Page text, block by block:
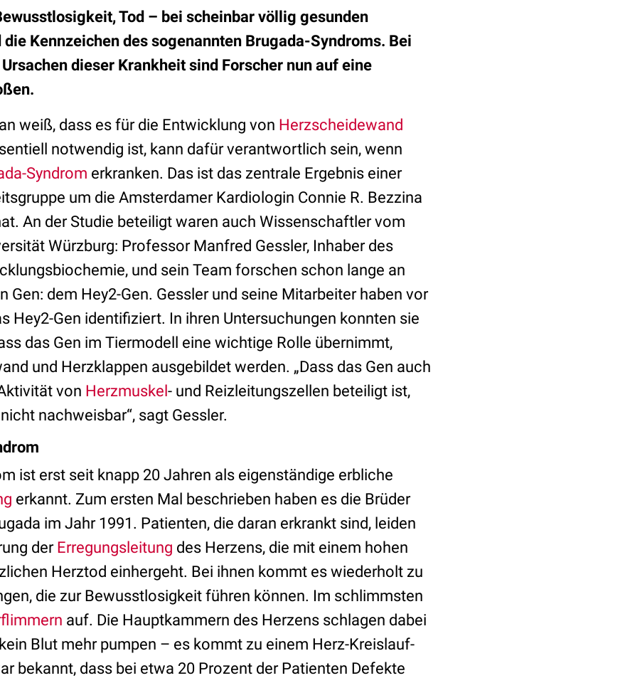
Tod – bei scheinbar völlig gesunden
die Kennzeichen des sogenannten Brugada-Syndroms. Bei
dieser Krankheit sind Forscher nun auf eine
weiß, dass es für die Entwicklung von Herzscheidewand
notwendig ist, kann dafür verantwortlich sein, wenn
Syndrom erkranken. Das ist das zentrale Ergebnis einer
um die Amsterdamer Kardiologin Connie R. Bezzina
An der Studie beteiligt waren auch Wissenschaftler vom
Würzburg: Professor Manfred Gessler, Inhaber des
und sein Team forschen schon lange an
Gen: dem Hey2-Gen. Gessler und seine Mitarbeiter haben vor
Hey2-Gen identifiziert. In ihren Untersuchungen konnten sie
das Gen im Tiermodell eine wichtige Rolle übernimmt,
und Herzklappen ausgebildet werden. „Dass das Gen auch
von Herzmuskel- und Reizleitungszellen beteiligt ist,
nachweisbar“, sagt Gessler.
ist erst seit knapp 20 Jahren als eigenständige erbliche
erkannt. Zum ersten Mal beschrieben haben es die Brüder
im Jahr 1991. Patienten, die daran erkrankt sind, leiden
der Erregungsleitung des Herzens, die mit einem hohen
Herztod einhergeht. Bei ihnen kommt es wiederholt zu
die zur Bewusstlosigkeit führen können. Im schlimmsten
auf. Die Hauptkammern des Herzens schlagen dabei
Blut mehr pumpen – es kommt zu einem Herz-Kreislauf-
bekannt, dass bei etwa 20 Prozent der Patienten Defekte